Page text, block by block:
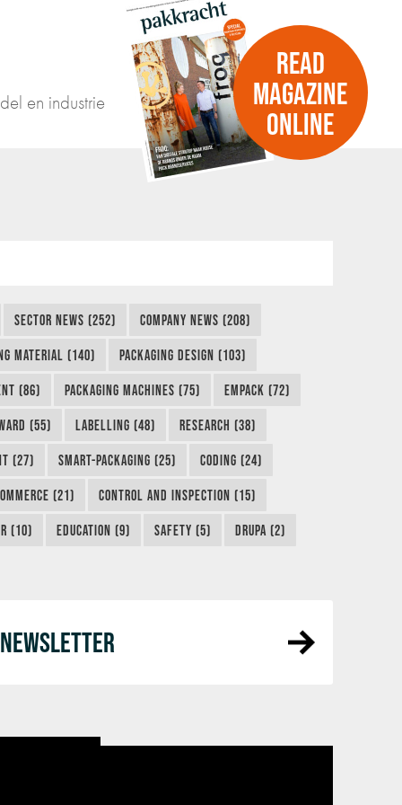
en industrie
READ
MAGAZINE
ONLINE
SECTOR NEWS (252) COMPANY NEWS (208)
MATERIAL (140) PACKAGING DESIGN (103)
(86) PACKAGING MACHINES (75) EMPACK (72)
(55) LABELLING (48) RESEARCH (38)
(27) SMART-PACKAGING (25) CODING (24)
(21) CONTROL AND INSPECTION (15)
(10) EDUCATION (9) SAFETY (5) DRUPA (2)